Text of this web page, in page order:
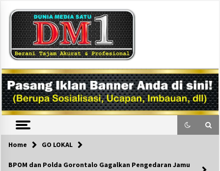
content
DM1
Home GO LOKAL
BPOM dan Polda Gorontalo Gagalkan Pengedaran Jamu